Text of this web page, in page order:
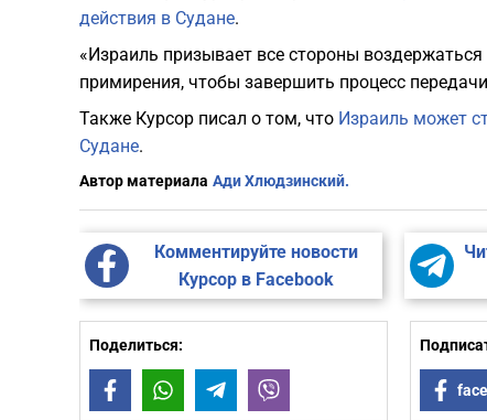
действия в Судане.
«Израиль призывает все стороны
примирения, чтобы завершить процесс
Также Курсор писал о том, что Израиль может
Судане.
Автор материала Ади Хлюдзинский.
Комментируйте новости
Курсор в Facebook
Поделиться:
FacebookWhatsAppTelegram